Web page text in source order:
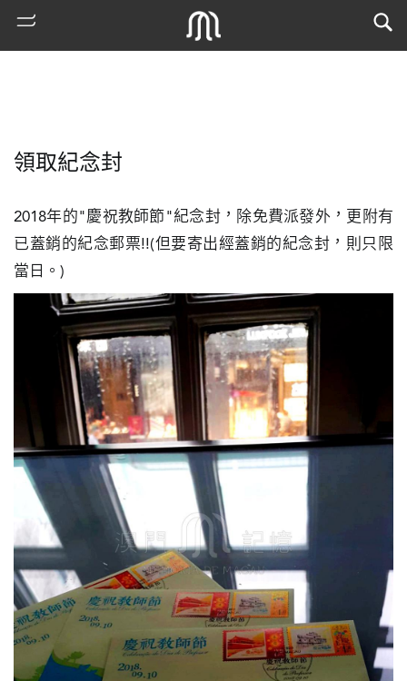
媽
廟
巴
士
領取紀念封
2018年的"慶祝教師節"紀念封，除免費派發外，更附有
已蓋銷的紀念郵票!!(但要寄出經蓋銷的紀念封，則只限
當日。)